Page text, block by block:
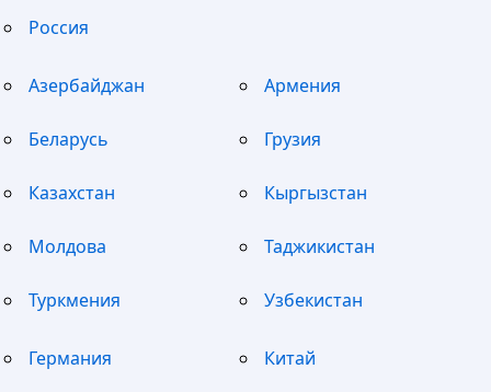
Россия
Азербайджан Армения
Беларусь Грузия
Казахстан Кыргызстан
Молдова Таджикистан
Туркмения Узбекистан
Германия Китай